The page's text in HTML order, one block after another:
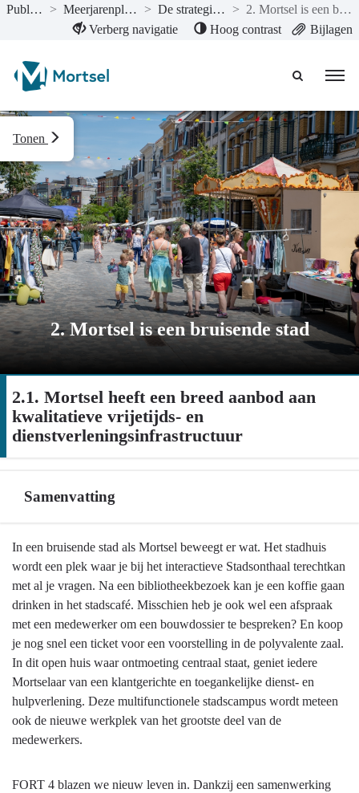
Naar hoofdinhoud
Publicaties > Meerjarenplan 2023-1 > De strategische nota >
2. Mortsel is een bruisende stad
Verberg navigatie
Hoog contrast Bijlagen
2. Mortsel is een bruisende stad
Tonen
2.1. Mortsel heeft een breed aanbod aan
kwalitatieve vrijetijds- en
dienstverleningsinfrastructuur
Samenvatting
Terug
naar
navigatie
2.1.
Mortsel
heeft
een
breed
aanbod
aan
vrijetijds-
In een bruisende stad als Mortsel beweegt er wat. Het stadhuis
wordt een plek waar je bij het interactieve Stadsonthaal terechtkan
met al je vragen. Na een bibliotheekbezoek kan je een koffie gaan
drinken in het stadscafé. Misschien heb je ook wel een afspraak
met een medewerker om een bouwdossier te bespreken? En koop
je nog snel een ticket voor een voorstelling in de polyvalente zaal.
In dit open huis waar ontmoeting centraal staat, geniet iedere
Mortselaar van een klantgerichte en toegankelijke dienst- en
hulpverlening. Deze multifunctionele stadscampus wordt meteen
ook de nieuwe werkplek van het grootste deel van de
medewerkers.
FORT 4 blazen we nieuw leven in. Dankzij een samenwerking